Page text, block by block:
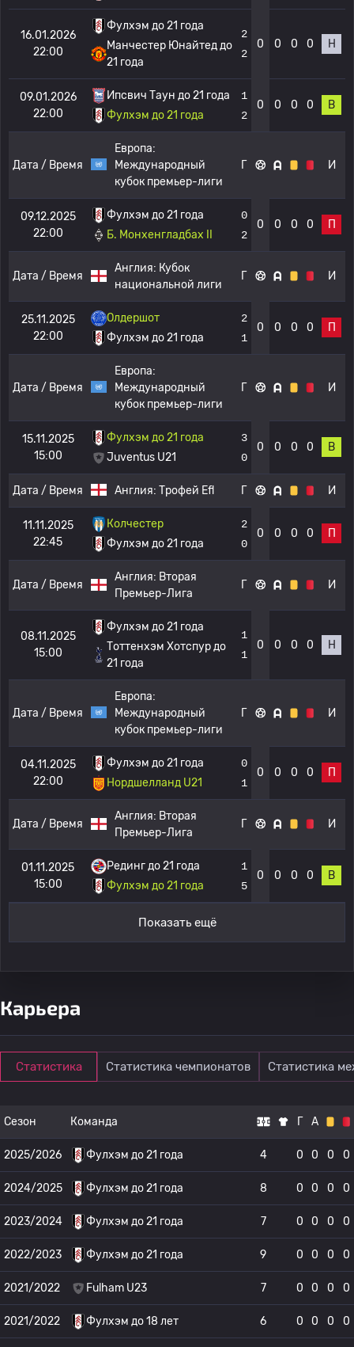
16.01.2026
22:00
Фулхэм до 21 года
Манчестер Юнайтед до
21 года
2
2
0 0 0 0 Н
09.01.2026
22:00
Ипсвич Таун до 21 года
Фулхэм до 21 года
1
2
0 0 0 0 В
Дата / Время
Европа:
Международный
кубок премьер-лиги
Г И
09.12.2025
22:00
Фулхэм до 21 года
Б. Монхенгладбах II
0
2
0 0 0 0 П
Дата / Время
Англия: Кубок
национальной лиги
Г И
25.11.2025
22:00
Олдершот
Фулхэм до 21 года
2
1
0 0 0 0 П
Дата / Время
Европа:
Международный
кубок премьер-лиги
Г И
15.11.2025
15:00
Фулхэм до 21 года
Juventus U21
3
0
0 0 0 0 В
Дата / Время Англия: Трофей Efl Г И
11.11.2025
22:45
Колчестер
Фулхэм до 21 года
2
0
0 0 0 0 П
Дата / Время
Англия: Вторая
Премьер-Лига
Г И
08.11.2025
15:00
Фулхэм до 21 года
Тоттенхэм Хотспур до
21 года
1
1
0 0 0 0 Н
Дата / Время
Европа:
Международный
кубок премьер-лиги
Г И
04.11.2025
22:00
Фулхэм до 21 года
Нордшелланд U21
0
1
0 0 0 0 П
Дата / Время
Англия: Вторая
Премьер-Лига
Г И
01.11.2025
15:00
Рединг до 21 года
Фулхэм до 21 года
1
5
0 0 0 0 В
Показать ещё
Карьера
Статистика Статистика чемпионатов Статистика
Сезон Команда Г А
2025/2026 Фулхэм до 21 года 4 0 0 0 0
2024/2025 Фулхэм до 21 года 8 0 0 0 0
2023/2024 Фулхэм до 21 года 7 0 0 0 0
2022/2023 Фулхэм до 21 года 9 0 0 0 0
2021/2022 Fulham U23 7 0 0 0 0
2021/2022 Фулхэм до 18 лет 6 0 0 0 0